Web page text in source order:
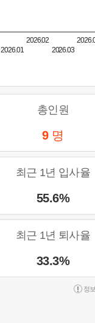
2026.01
2026.02
2026.03
총인원
9 명
최근 1년 입사율
55.6%
최근 1년 퇴사율
33.3%
정